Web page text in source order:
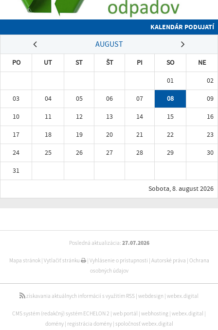
KALENDÁR PODUJATÍ
AUGUST
PO UT ST ŠT PI SO
NE
01
02
03
04 05 06 07 08
09
10
11 12 13 14 15
16
17
18 19 20 21 22
23
24
25 26 27 28 29
30
31
Sobota, 8. august 2026
Posledná aktualizácia: 27.07.2026
Mapa stránok| Vytlačiť stránku | Vyhlásenie o prístupnosti | Autorské práva | Ochrana
osobných údajov
získavania aktuálnych informácií s využitím RSS | webdesign | webex.digital
CMS systém (redakčný) systém ECHELON 2 | web portál | webhosting | webex.digital |
domény| registrácia domény| spoločnosť webex.digital